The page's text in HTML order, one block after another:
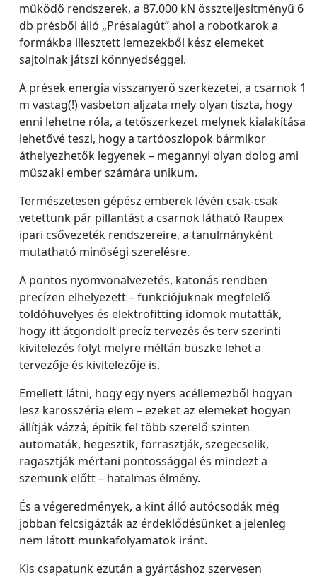
működő rendszerek, a 87.000 kN összteljesítményű 6
db présből álló „Présalagút” ahol a robotkarok a
formákba illesztett lemezekből kész elemeket
sajtolnak játszi könnyedséggel.
A prések energia visszanyerő szerkezetei, a csarnok 1
m vastag(!) vasbeton aljzata mely olyan tiszta, hogy
enni lehetne róla, a tetőszerkezet melynek kialakítása
lehetővé teszi, hogy a tartóoszlopok bármikor
áthelyezhetők legyenek – megannyi olyan dolog ami
műszaki ember számára unikum.
Természetesen gépész emberek lévén csak-csak
vetettünk pár pillantást a csarnok látható Raupex
ipari csővezeték rendszereire, a tanulmányként
mutatható minőségi szerelésre.
A pontos nyomvonalvezetés, katonás rendben
precízen elhelyezett – funkciójuknak megfelelő
toldóhüvelyes és elektrofitting idomok mutatták,
hogy itt átgondolt precíz tervezés és terv szerinti
kivitelezés folyt melyre méltán büszke lehet a
tervezője és kivitelezője is.
Emellett látni, hogy egy nyers acéllemezből hogyan
lesz karosszéria elem – ezeket az elemeket hogyan
állítják vázzá, építik fel több szerelő szinten
automaták, hegesztik, forrasztják, szegecselik,
ragasztják mértani pontossággal és mindezt a
szemünk előtt – hatalmas élmény.
És a végeredmények, a kint álló autócsodák még
jobban felcsigázták az érdeklődésünket a jelenleg
nem látott munkafolyamatok iránt.
Kis csapatunk ezután a gyártáshoz szervesen